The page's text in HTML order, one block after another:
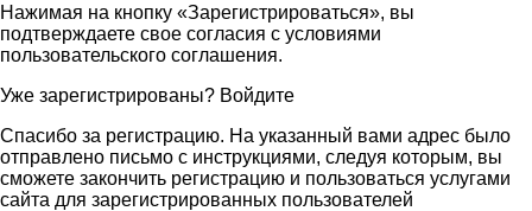
Нажимая на кнопку «Зарегистрироваться», вы
подтверждаете свое согласия с условиями
пользовательского соглашения.
Уже зарегистрированы? Войдите
Спасибо за регистрацию. На указанный вами адрес было
отправлено письмо с инструкциями, следуя которым, вы
сможете закончить регистрацию и пользоваться услугами
сайта для зарегистрированных пользователей